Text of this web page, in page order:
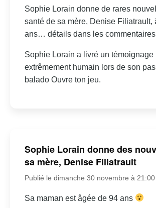
Sophie Lorain donne de rares
santé de sa mère, Denise Filiatrault,
ans… détails dans les
Sophie Lorain a livré un témoignage
extrêmement humain lors de son
balado Ouvre ton jeu.
Sophie Lorain donne des
sa mère, Denise Filiatrault
Publié le dimanche 30 novembre à 21:00
Sa maman est âgée de 94 ans